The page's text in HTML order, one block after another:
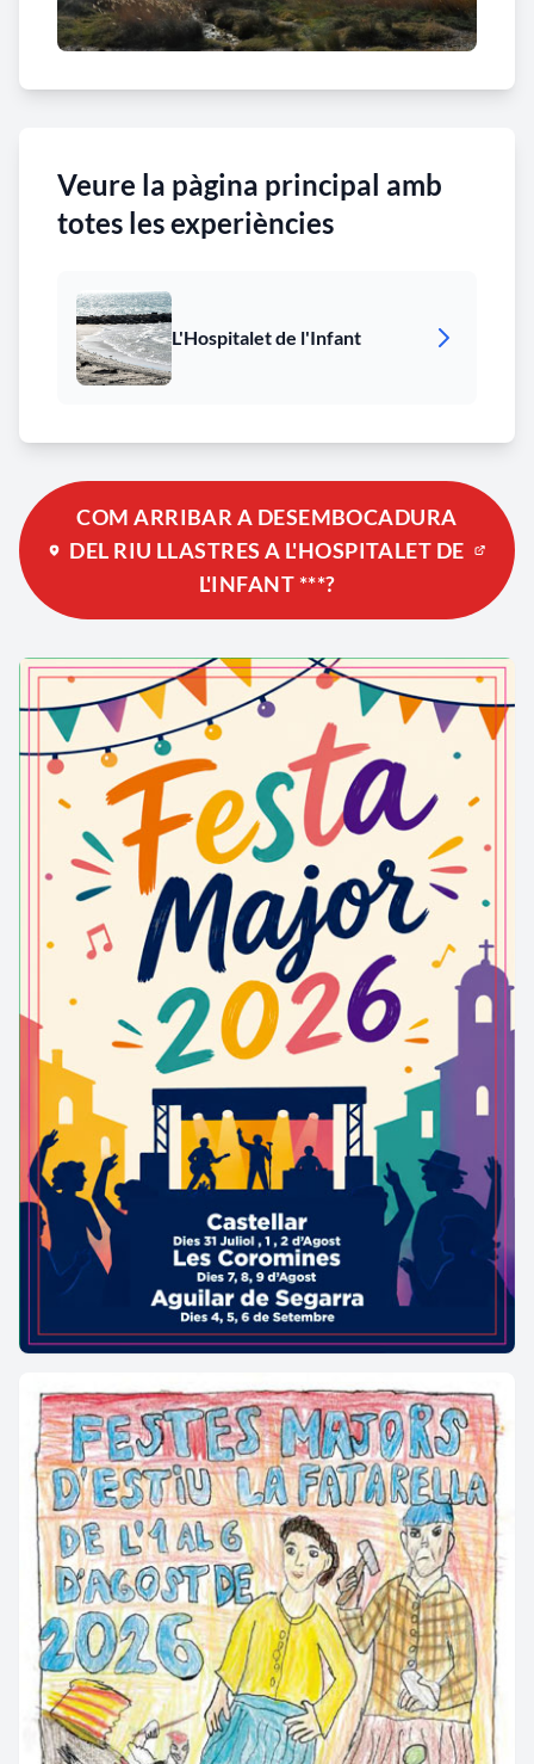
Veure la pàgina principal amb
totes les experiències
L'Hospitalet de l'Infant
COM ARRIBAR A DESEMBOCADURA
DEL RIU LLASTRES A L'HOSPITALET DE
L'INFANT ***?